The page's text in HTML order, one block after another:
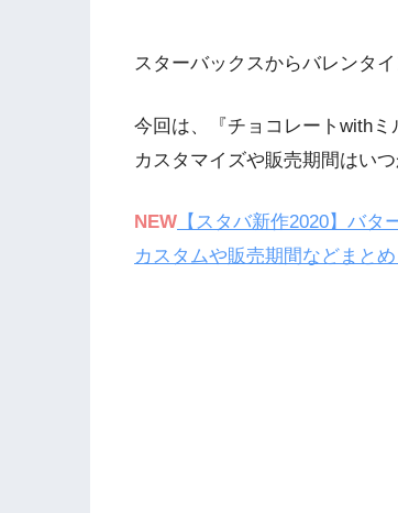
スターバックスからバレンタ
今回は、『チョコレートwith
カスタマイズや販売期間はい
NEW 【スタバ新作2020】バ
カスタムや販売期間などまと